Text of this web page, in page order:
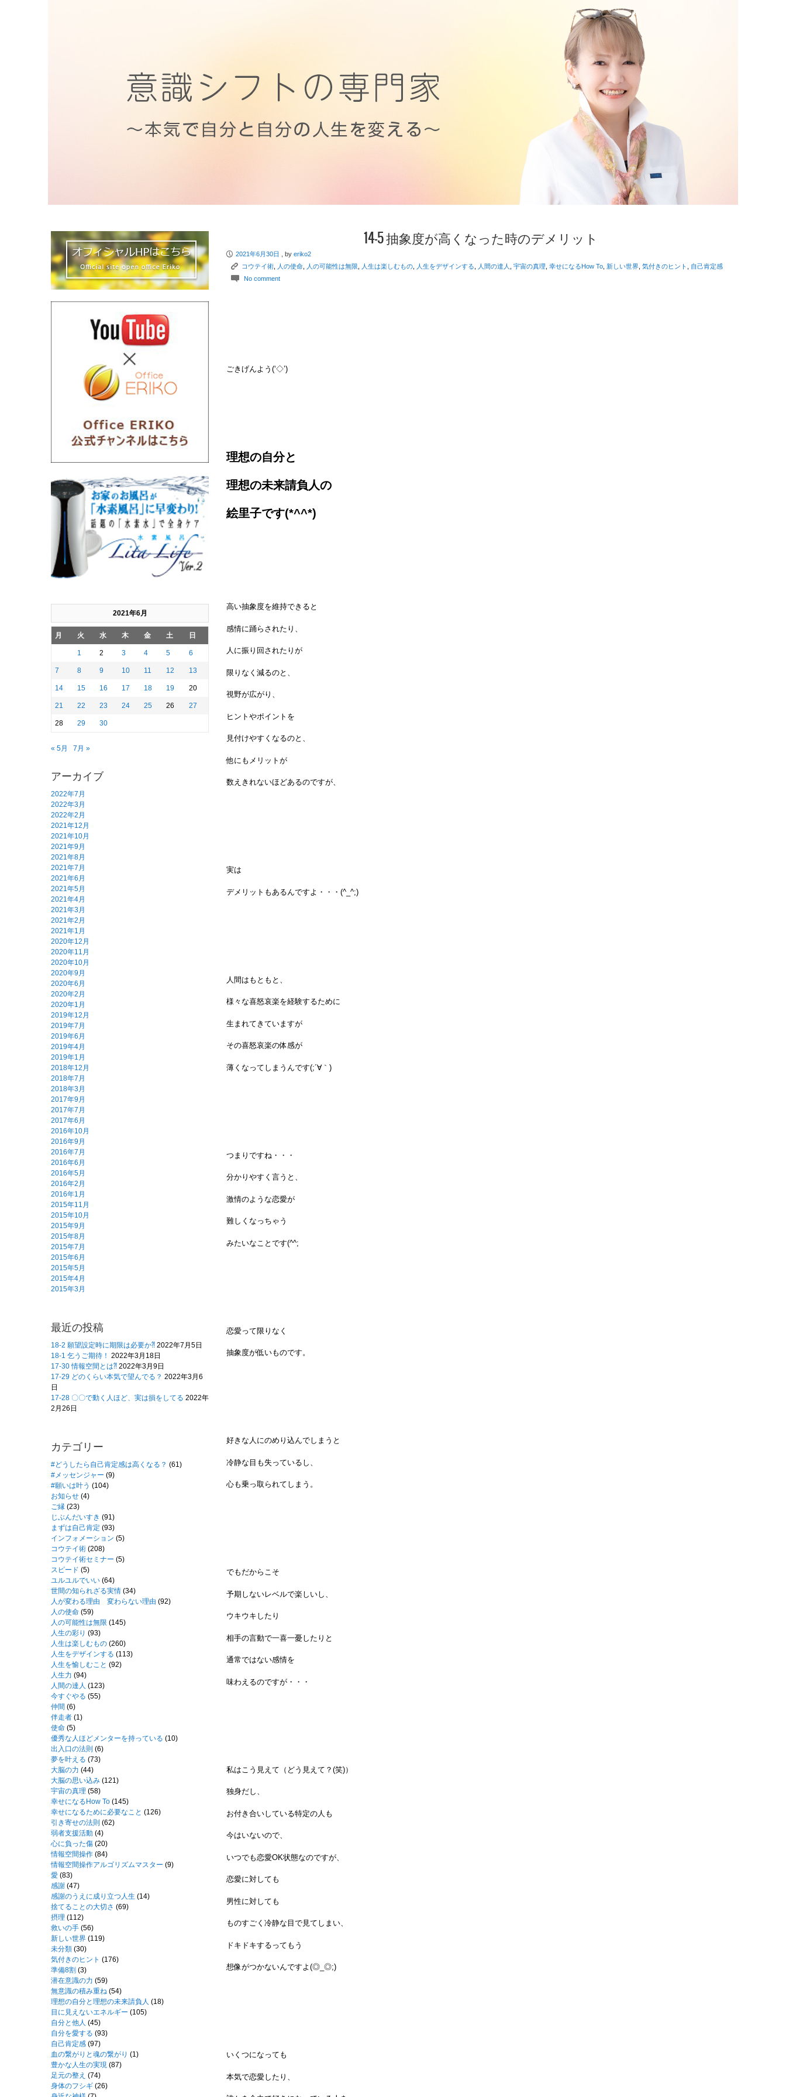
2021年6月
月 火 水 木 金 土 日
1 2 3 4 5 6
7 8 9 10 11 12 13
14 15 16 17 18 19 20
21 22 23 24 25 26 27
28 29 30
« 5月 7月 »
アーカイブ
2022年7月
2022年3月
2022年2月
2021年12月
2021年10月
2021年9月
2021年8月
2021年7月
2021年6月
2021年5月
2021年4月
2021年3月
2021年2月
2021年1月
2020年12月
2020年11月
2020年10月
2020年9月
2020年6月
2020年2月
2020年1月
2019年12月
2019年7月
2019年6月
2019年4月
2019年1月
2018年12月
2018年7月
2018年3月
2017年9月
2017年7月
2017年6月
2016年10月
2016年9月
2016年7月
2016年6月
2016年5月
2016年2月
2016年1月
2015年11月
2015年10月
2015年9月
2015年8月
2015年7月
2015年6月
2015年5月
2015年4月
2015年3月
最近の投稿
18-2 願望設定時に期限は必要か⁈ 2022年7月5日
18-1 乞うご期待！ 2022年3月18日
17-30 情報空間とは⁈ 2022年3月9日
17-29 どのくらい本気で望んでる？ 2022年3月6
日
17-28 〇〇で動く人ほど、実は損をしてる 2022年
2月26日
カテゴリー
#どうしたら自己肯定感は高くなる？ (61)
#メッセンジャー (9)
#願いは叶う (104)
お知らせ (4)
ご縁 (23)
じぶんだいすき (91)
まずは自己肯定 (93)
インフォメーション (5)
コウテイ術 (208)
コウテイ術セミナー (5)
スピード (5)
ユルユルでいい (64)
世間の知られざる実情 (34)
人が変わる理由 変わらない理由 (92)
人の使命 (59)
人の可能性は無限 (145)
人生の彩り (93)
人生は楽しむもの (260)
人生をデザインする (113)
人生を愉しむこと (92)
人生力 (94)
人間の達人 (123)
今すぐやる (55)
仲間 (6)
伴走者 (1)
使命 (5)
優秀な人ほどメンターを持っている (10)
出入口の法則 (6)
夢を叶える (73)
大脳の力 (44)
大脳の思い込み (121)
宇宙の真理 (58)
幸せになるHow To (145)
幸せになるために必要なこと (126)
引き寄せの法則 (62)
弱者支援活動 (4)
心に負った傷 (20)
情報空間操作 (84)
情報空間操作アルゴリズムマスター (9)
愛 (83)
感謝 (47)
感謝のうえに成り立つ人生 (14)
捨てることの大切さ (69)
摂理 (112)
救いの手 (56)
新しい世界 (119)
未分類 (30)
気付きのヒント (176)
準備8割 (3)
潜在意識の力 (59)
無意識の積み重ね (54)
理想の自分と理想の未来請負人 (18)
目に見えないエネルギー (105)
自分と他人 (45)
自分を愛する (93)
自己肯定感 (97)
血の繋がりと魂の繋がり (1)
豊かな人生の実現 (87)
足元の整え (74)
身体のフシギ (26)
14-5 抽象度が高くなった時のデメリット
P 2021年6月30日 , by eriko2
K コウテイ術 人の使命 人の可能性は無限 人生は楽しむもの 人生をデザインする 人間の達人 宇宙の真理 幸せになるHow To 新しい世界 気付きのヒント 自己肯定感
c No comment
ごきげんよう(‘◇’)ゞ
理想の自分と
理想の未来請負人の
絵里子です(*^^*)
高い抽象度を維持できると
感情に踊らされたり、
人に振り回されたりが
限りなく減るのと、
視野が広がり、
ヒントやポイントを
見付けやすくなるのと、
他にもメリットが
数えきれないほどあるのですが、
実は
デメリットもあるんですよ・・・(^_^;)
人間はもともと、
様々な喜怒哀楽を経験するために
生まれてきていますが
その喜怒哀楽の体感が
薄くなってしまうんです(;´∀｀)
つまりですね・・・
分かりやすく言うと、
激情のような恋愛が
難しくなっちゃう
みたいなことです(^^;
恋愛って限りなく
抽象度が低いものです。
好きな人にのめり込んでしまうと
冷静な目も失っているし、
心も乗っ取られてしまう。
でもだからこそ
予期しないレベルで楽しいし、
ウキウキしたり
相手の言動で一喜一憂したりと
通常ではない感情を
味わえるのですが・・・
私はこう見えて（どう見えて？(笑)）
独身だし、
お付き合いしている特定の人も
今はいないので、
いつでも恋愛OK状態なのですが、
恋愛に対しても
男性に対しても
ものすごく冷静な目で見てしまい、
ドキドキするってもう
想像がつかないんですよ(◎_◎;)
いくつになっても
本気で恋愛したり、